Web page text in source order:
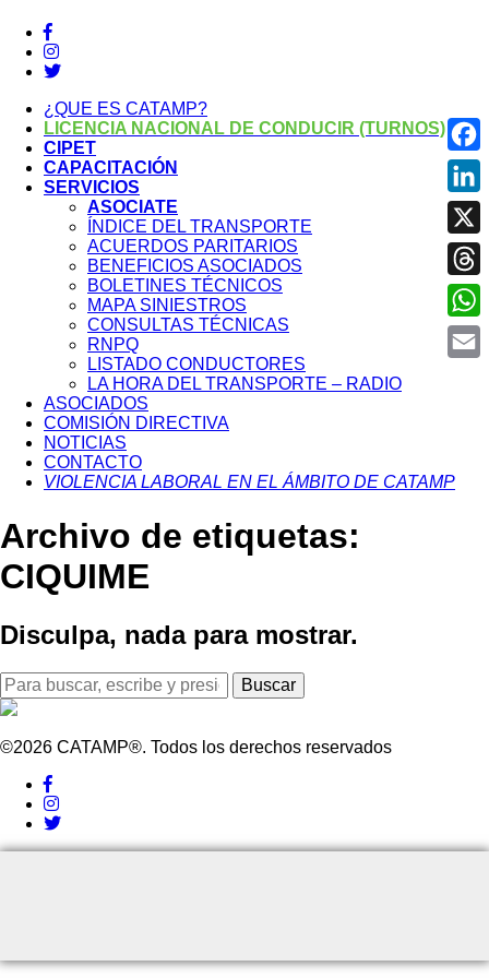
¿QUE ES CATAMP?
LICENCIA NACIONAL DE CONDUCIR (TURNOS)
CIPET
CAPACITACIÓN
SERVICIOS
ASOCIATE
ÍNDICE DEL TRANSPORTE
ACUERDOS PARITARIOS
BENEFICIOS ASOCIADOS
BOLETINES TÉCNICOS
MAPA SINIESTROS
CONSULTAS TÉCNICAS
RNPQ
LISTADO CONDUCTORES
LA HORA DEL TRANSPORTE – RADIO
ASOCIADOS
COMISIÓN DIRECTIVA
NOTICIAS
CONTACTO
VIOLENCIA LABORAL EN EL ÁMBITO DE CATAMP
Archivo de etiquetas:
CIQUIME
Disculpa, nada para mostrar.
Buscar
©2026 CATAMP®. Todos los derechos reservados
X